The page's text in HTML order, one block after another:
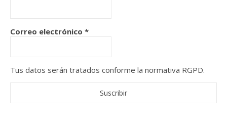
Correo electrónico *
Tus datos serán tratados conforme la normativa RGPD.